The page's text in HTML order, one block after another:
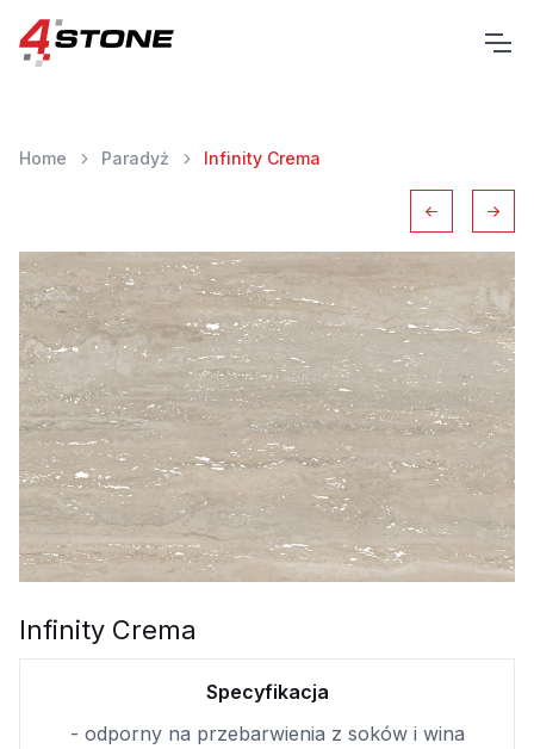
Home Paradyż Infinity Crema
Infinity Crema
Specyfikacja
- odporny na przebarwienia z soków i wina